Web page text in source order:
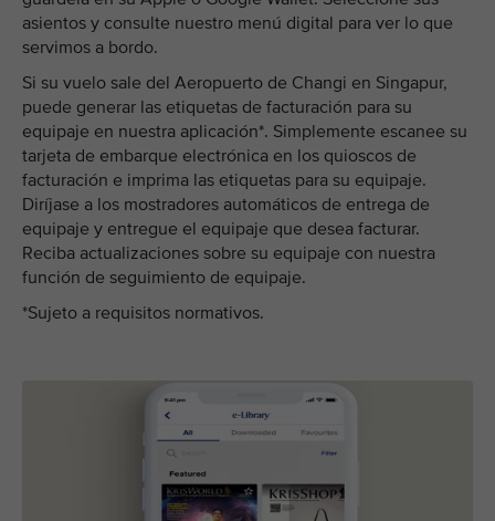
asientos y consulte nuestro menú digital para ver lo que
servimos a bordo.
Si su vuelo sale del Aeropuerto de Changi en Singapur,
puede generar las etiquetas de facturación para su
equipaje en nuestra aplicación*. Simplemente escanee su
tarjeta de embarque electrónica en los quioscos de
facturación e imprima las etiquetas para su equipaje.
Diríjase a los mostradores automáticos de entrega de
equipaje y entregue el equipaje que desea facturar.
Reciba actualizaciones sobre su equipaje con nuestra
función de seguimiento de equipaje.
*Sujeto a requisitos normativos.